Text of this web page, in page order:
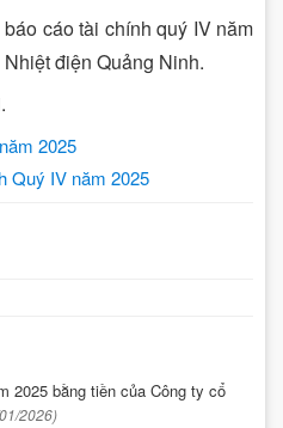
cáo tài chính quý IV năm
điện Quảng Ninh.
2025
Quý IV năm 2025
2025 bằng tiền của Công ty cổ
2026)